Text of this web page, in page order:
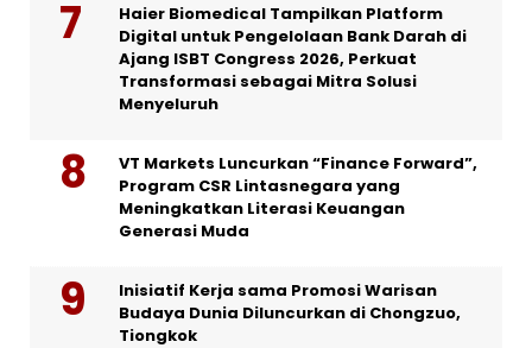
Haier Biomedical Tampilkan Platform
Digital untuk Pengelolaan Bank Darah di
Ajang ISBT Congress 2026, Perkuat
Transformasi sebagai Mitra Solusi
Menyeluruh
VT Markets Luncurkan “Finance Forward”,
Program CSR Lintasnegara yang
Meningkatkan Literasi Keuangan
Generasi Muda
Inisiatif Kerja sama Promosi Warisan
Budaya Dunia Diluncurkan di Chongzuo,
Tiongkok